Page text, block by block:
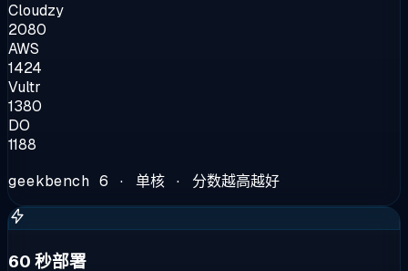
Cloudzy
2080
AWS
1424
Vultr
1380
DO
1188
geekbench 6 · 单核 · 分数越高越好
60 秒部署